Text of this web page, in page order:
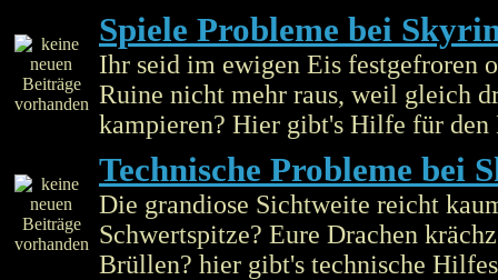
Spiele Probleme bei
Ihr seid im ewigen Eis festgefroren
Ruine nicht mehr raus, weil gleich
kampieren? Hier gibt's Hilfe für
Technische Probleme bei
Die grandiose Sichtweite reicht
Schwertspitze? Eure Drachen
Brüllen? hier gibt's technische